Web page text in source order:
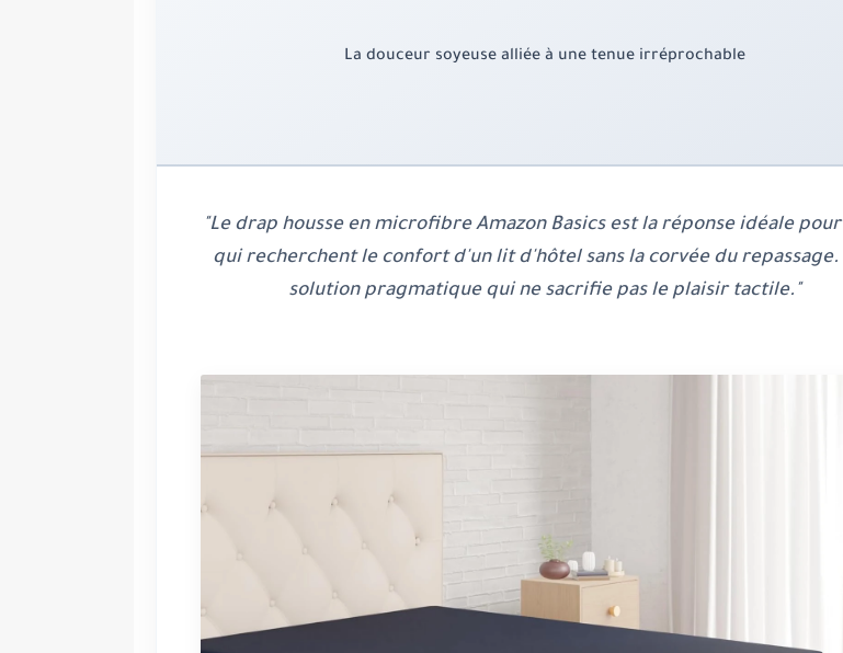
La douceur soyeuse alliée à une tenue irréprochable
"Le drap housse en microfibre Amazon Basics est la réponse idéale
qui recherchent le confort d'un lit d'hôtel sans la corvée du repassage.
solution pragmatique qui ne sacrifie pas le plaisir tactile."